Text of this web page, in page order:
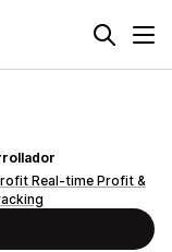
Real-time Profit &